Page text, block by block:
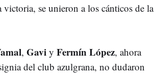
victoria, se unieron a los cánticos de la
, Gavi y Fermín López, ahora
del club azulgrana, no dudaron